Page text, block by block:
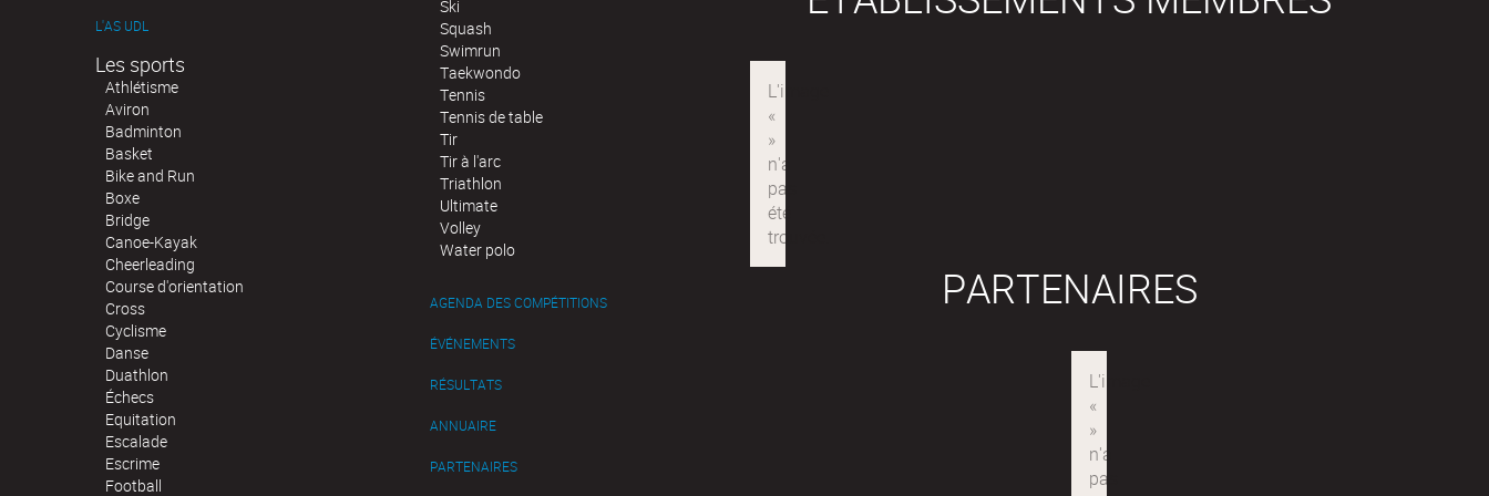
L'AS UDL
Les sports
Athlétisme
Aviron
Badminton
Basket
Bike and Run
Boxe
Bridge
Canoe-Kayak
Cheerleading
Course d'orientation
Cross
Cyclisme
Danse
Duathlon
Échecs
Equitation
Escalade
Escrime
Football
Ski
Squash
Swimrun
Taekwondo
Tennis
Tennis de table
Tir
Tir à l'arc
Triathlon
Ultimate
Volley
Water polo
AGENDA DES COMPÉTITIONS
ÉVÉNEMENTS
RÉSULTATS
ANNUAIRE
PARTENAIRES
PARTENAIRES